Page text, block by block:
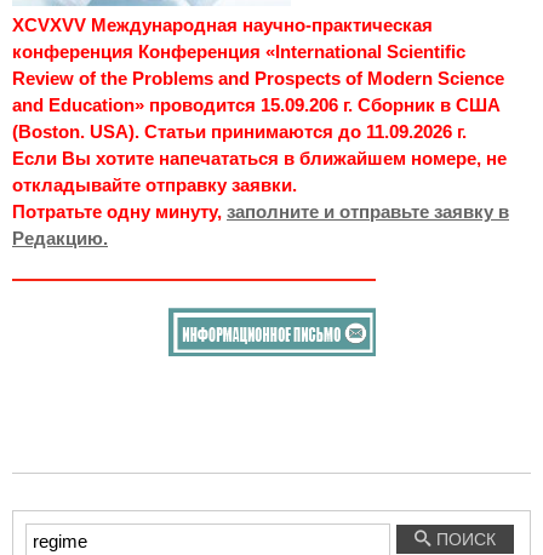
XCVXVV Международная научно-практическая
конференция Конференция «International Scientific
Review of the Problems and Prospects of Modern Science
and Education» проводится 15.09.206 г. Сборник в США
(Boston. USA). Статьи принимаются до 11.09.2026 г.
Если Вы хотите напечататься в ближайшем номере, не
откладывайте отправку заявки.
Потратьте одну минуту, заполните и отправьте заявку в
Редакцию.
Введите
ПОИСК